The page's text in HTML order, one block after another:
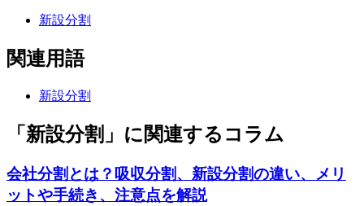
新設分割
関連用語
新設分割
「新設分割」に関連するコラム
会社分割とは？吸収分割、新設分割の違い、メリ
ットや手続き、注意点を解説